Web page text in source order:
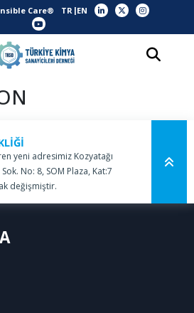
Care® TR EN
yeni adresimiz Kozyatağı
No: 8, SOM Plaza, Kat:7
değişmiştir.